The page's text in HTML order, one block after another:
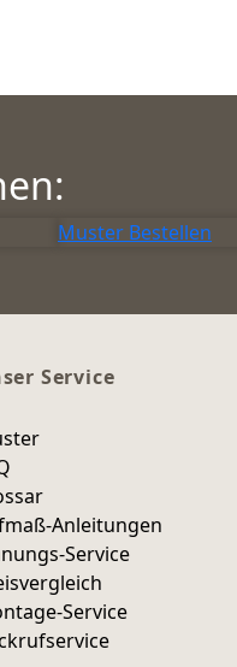
Muster Bestellen
Service
Anleitungen
Service
Service